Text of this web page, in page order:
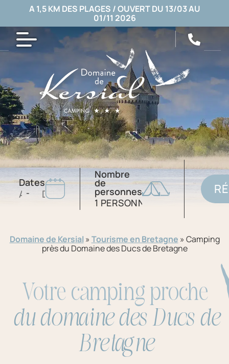
A 1,5 KM DES PLAGES / OUVERT DU 13/03 AU
01/11 2026
Dates
-
Nombre
de
personnes
Domaine de Kersial » Tourisme en Bretagne » Camping
près du Domaine des Ducs de Bretagne
Votre camping proche
du domaine des Ducs de
Bretagne